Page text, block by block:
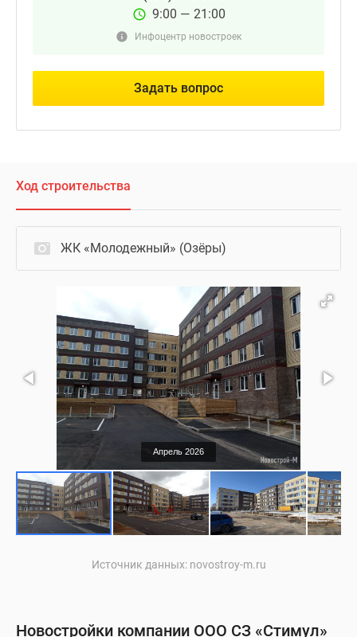
9:00 — 21:00
Инфоцентр новостроек
Задать вопрос
Ход строительства
Апрель 2026
Источник данных: novostroy-m.ru
ЖК «Молодежный» (Озёры)
Новостройки компании ООО СЗ «Стимул»